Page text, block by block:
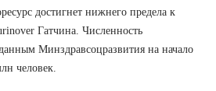
достигнет нижнего предела к
Гатчина. Численность
Минздравсоцразвития на начало
человек.